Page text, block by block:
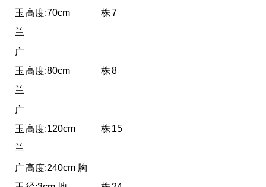
玉
兰
高度:70cm 株7
广
玉
兰
高度:80cm 株8
广
玉
兰
高度:120cm 株15
广高度:240cm 胸